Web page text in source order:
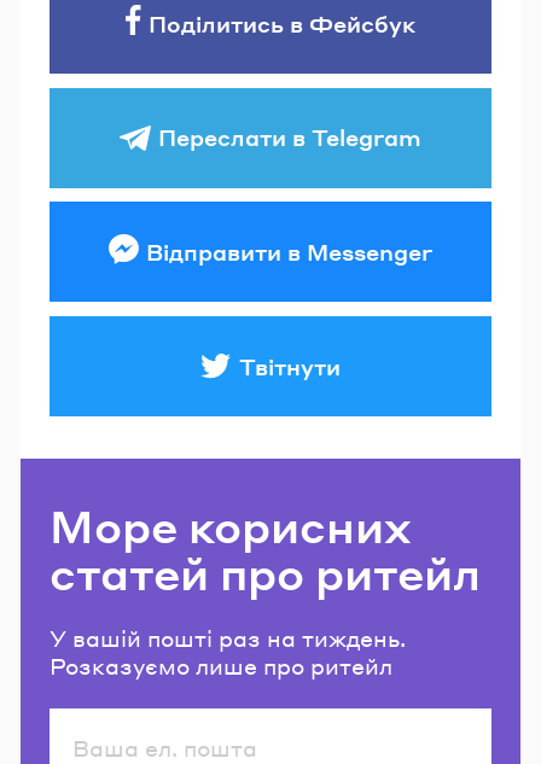
Поділитись в Фейсбук
Переслати в Telegram
Відправити в Messenger
Твітнути
Море корисних
статей про ритейл
У вашій пошті раз на тиждень.
Розказуємо лише про ритейл